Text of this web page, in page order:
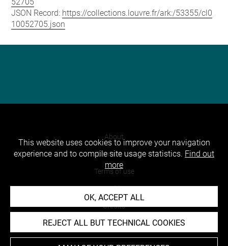
JSON Record: https://collections.louvre.fr/ark:/53355/cl0
10052705.json
About
Contact Us
Terms of use
Cookies
Credits
Accessibility : non compliant
This website uses cookies to improve your navigation
experience and to compile site usage statistics. Find out
more
OK, ACCEPT ALL
REJECT ALL BUT TECHNICAL COOKIES